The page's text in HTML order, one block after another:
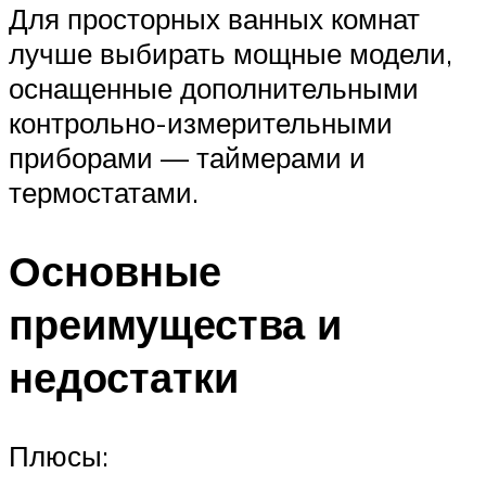
Для просторных ванных комнат
лучше выбирать мощные модели,
оснащенные дополнительными
контрольно-измерительными
приборами — таймерами и
термостатами.
Основные
преимущества и
недостатки
Плюсы: